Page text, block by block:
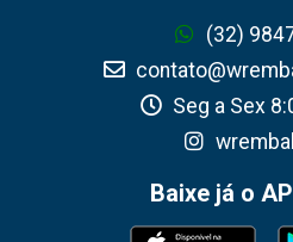
(32)
Seg a Sex
Baixe já o